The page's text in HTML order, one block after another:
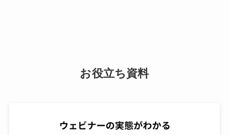
お役立ち資料